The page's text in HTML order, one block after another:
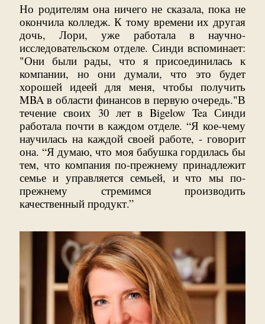
Но родителям она ничего не сказала, пока не
окончила колледж. К тому времени их другая
дочь, Лори, уже работала в научно-
исследовательском отделе. Синди вспоминает:
"Они были рады, что я присоединилась к
компании, но они думали, что это будет
хорошей идеей для меня, чтобы получить
MBA в области финансов в первую очередь."В
течение своих 30 лет в Bigelow Tea Синди
работала почти в каждом отделе. “Я кое-чему
научилась на каждой своей работе, - говорит
она. “Я думаю, что моя бабушка гордилась бы
тем, что компания по-прежнему принадлежит
семье и управляется семьей, и что мы по-
прежнему стремимся производить
качественный продукт.”